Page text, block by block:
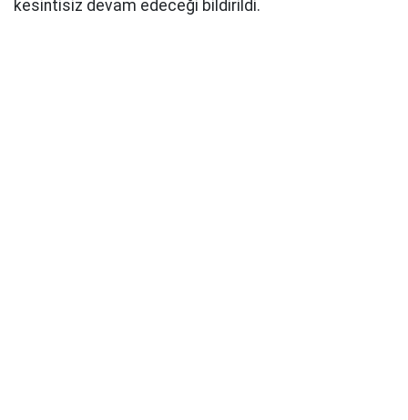
kesintisiz devam edeceği bildirildi.